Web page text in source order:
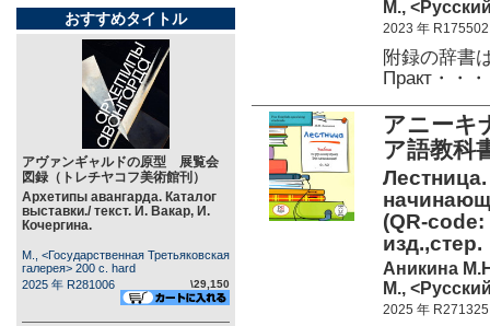
おすすめタイトル
アヴァンギャルドの原型 展覧会
図録（トレチヤコフ美術館刊）
Архетипы авангарда. Каталог
выставки./ текст. И. Вакар, И.
Кочергина.
М., <Государственная Третьяковская
галерея> 200 c. hard
2025 年 R281006
\29,150
М.,
2023 年 R175502
附録の辞書
Практ・・・
アニー
ア語教科
(QR-
изд.,стер.
Аникина
М.,
2025 年 R271325